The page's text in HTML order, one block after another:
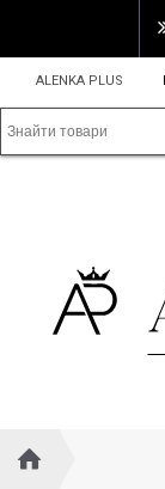
ALENKA PLUS